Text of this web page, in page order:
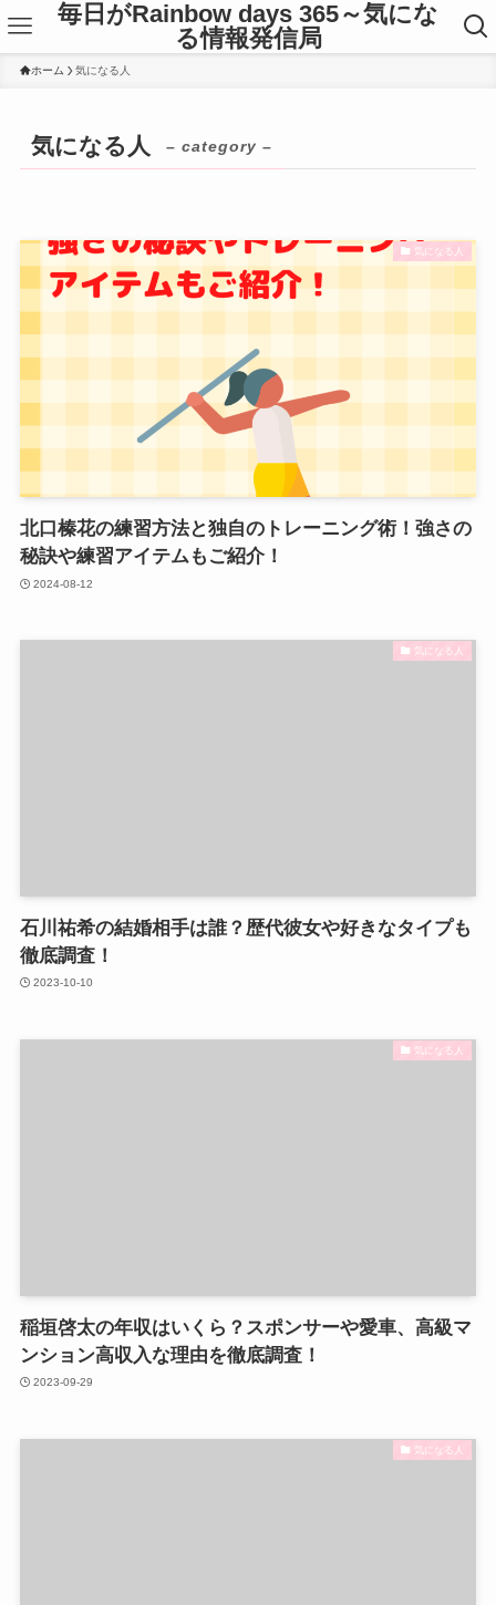
毎日がRainbow days 365～気にな
る情報発信局
ホーム 気になる人
気になる人 – category –
気になる人
北口榛花の練習方法と独自のトレーニング術！強さの
秘訣や練習アイテムもご紹介！
2024-08-12
気になる人
石川祐希の結婚相手は誰？歴代彼女や好きなタイプも
徹底調査！
2023-10-10
気になる人
稲垣啓太の年収はいくら？スポンサーや愛車、高級マ
ンション高収入な理由を徹底調査！
2023-09-29
気になる人